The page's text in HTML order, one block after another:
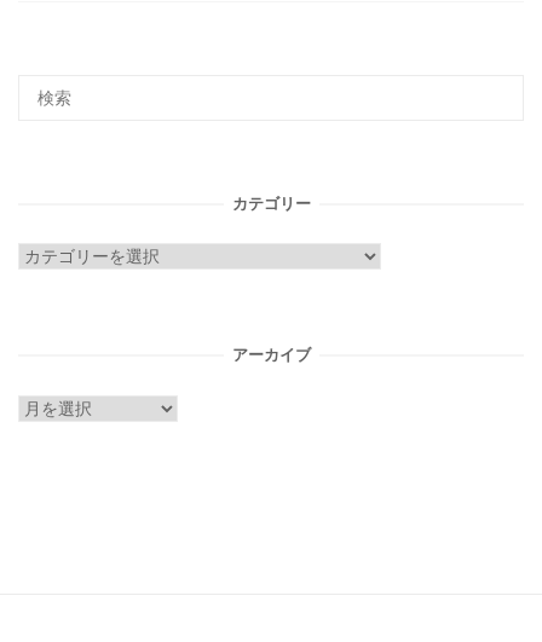
カテゴリー
カ
アーカイブ
ア